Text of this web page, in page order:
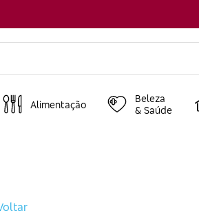
Alimentação
Beleza
& Saúde